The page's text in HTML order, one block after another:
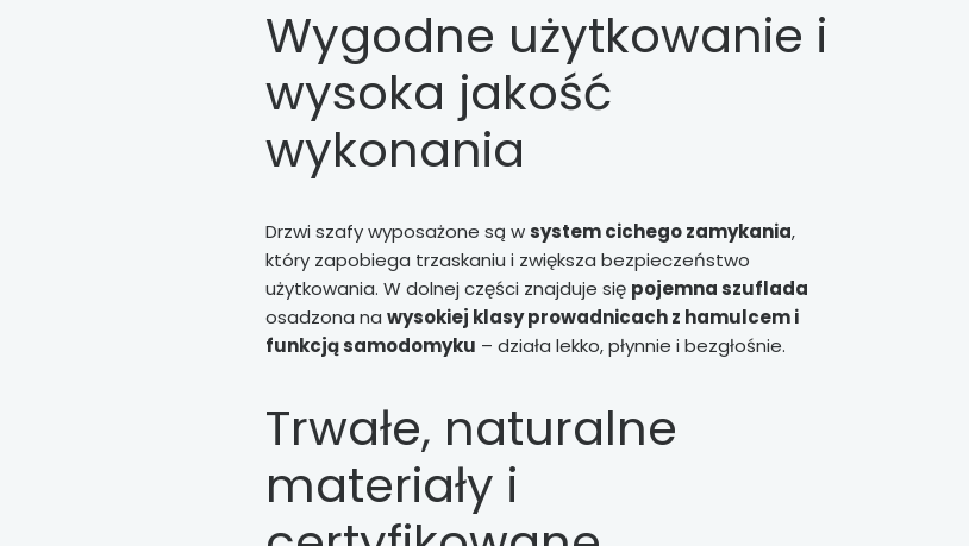
Wygodne użytkowanie i
wysoka jakość
wykonania
Drzwi szafy wyposażone są wsystem cichego zamykania,
który zapobiega trzaskaniu i zwiększa bezpieczeństwo
użytkowania. W dolnej części znajduje się pojemna szuflada
osadzona na wysokiej klasy prowadnicach z hamulcem i
funkcją samodomyku – działa lekko, płynnie i bezgłośnie.
Trwałe, naturalne
materiały i